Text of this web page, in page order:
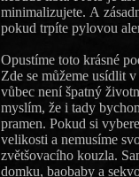
minimalizujete. A
pokud trpíte pylovou
Opustíme toto krásné
Zde se můžeme usídlit
vůbec není špatný
myslím, že i tady bychom našli inspiraci v dětských knížkách, což je myslím dobrý
pramen. Pokud si vybereme vhodný strom, můžeme si postavit byt v odpovídající
velikosti a nemusíme svoje
zvětšovacího kouzla.
domku, baobaby a sekvoje nejsou na